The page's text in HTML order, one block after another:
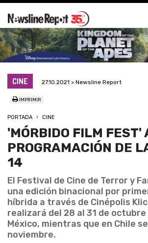
CINE 27.10.2021 > Newsline Report
IMPRIMIR
PORTADA CINE
'MÓRBIDO FILM FEST'
PROGRAMACIÓN DE
14
El Festival de Cine de Terror y
una edición binacional por
híbrida a través de Cinépolis
realizará del 28 al 31 de octubre
México, mientras que en Chile
noviembre.